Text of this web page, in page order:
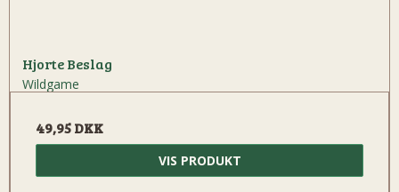
Hjorte Beslag
Wildgame
49,95 DKK
VIS PRODUKT